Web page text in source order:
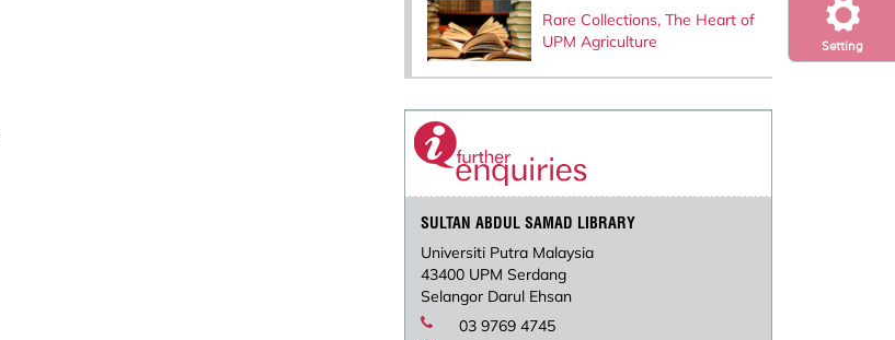
Setting
Rare Collections, The Heart of
UPM Agriculture
SULTAN ABDUL SAMAD LIBRARY
Universiti Putra Malaysia
43400 UPM Serdang
Selangor Darul Ehsan
03 9769 4745